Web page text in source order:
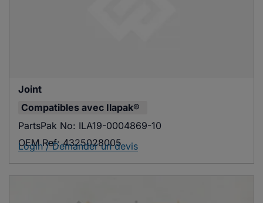
Joint
Compatibles avec Ilapak®
PartsPak No: ILA19-0004869-10
OEM Ref: 4325028005
Login / Demander un devis